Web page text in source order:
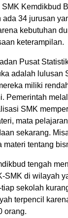
Kemdikbud
ada 34 jurusan
kebutuhan
keterampilan.
Pusat
adalah lulusan
miliki
Pemerintah
SMK
mata
sekarang.
materi tentang
tengah
SMK di wilayah
sekolah
terpencil
orang.